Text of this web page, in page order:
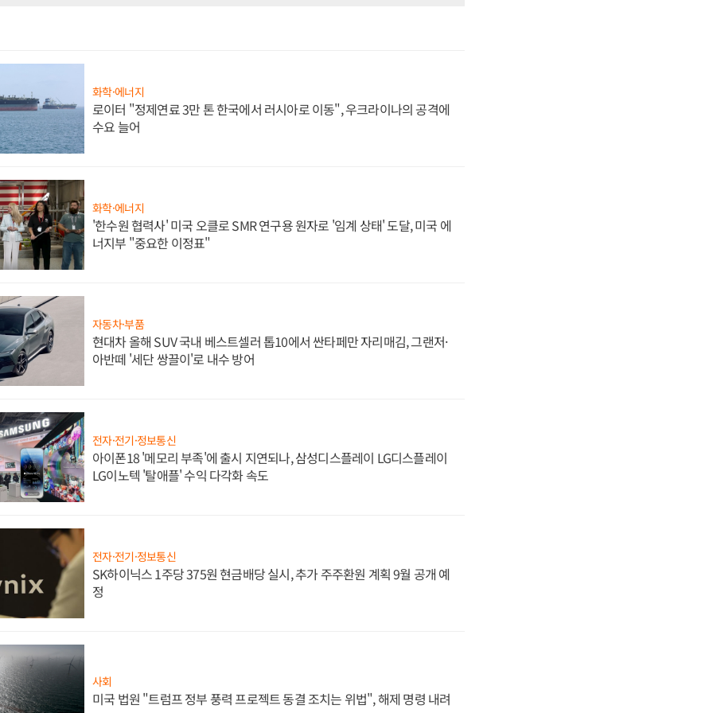
화학·에너지
로이터 "정제연료 3만 톤 한국에서 러시아로 이동", 우크라이나의 공격에
수요 늘어
화학·에너지
'한수원 협력사' 미국 오클로 SMR 연구용 원자로 '임계 상태' 도달, 미국 에
너지부 "중요한 이정표"
자동차·부품
현대차 올해 SUV 국내 베스트셀러 톱10에서 싼타페만 자리매김, 그랜저·
아반떼 '세단 쌍끌이'로 내수 방어
전자·전기·정보통신
아이폰18 '메모리 부족'에 출시 지연되나, 삼성디스플레이 LG디스플레이
LG이노텍 '탈애플' 수익 다각화 속도
전자·전기·정보통신
SK하이닉스 1주당 375원 현금배당 실시, 추가 주주환원 계획 9월 공개 예
정
사회
미국 법원 "트럼프 정부 풍력 프로젝트 동결 조치는 위법", 해제 명령 내려